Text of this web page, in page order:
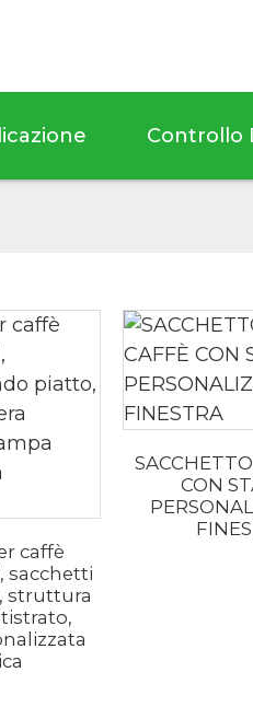
Controllo
caffè
sacchetti
struttura
CON